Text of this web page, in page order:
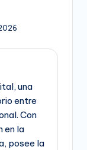
una
entre
Con
en la
posee la